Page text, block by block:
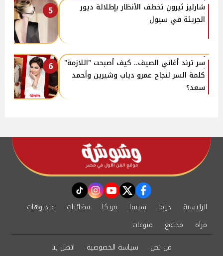
5
شارليز ثيرون تخطف الأنظار بإطلالة ديور
الجريئة في سيول
6
سر ترند أغاني الصيف.. كيف أصبحت "اللازمة"
كلمة السر لنجاح عمرو دياب وشيرين وأحمد
سعد؟
facebook
twitter
youtube
instagram
tiktok
الرئيسية دراما سينما مزيكا فضائيات
فيديوهات
مرأة
مجتمع
منوعات
من نحن
سياسة الخصوصية اتصل بنا